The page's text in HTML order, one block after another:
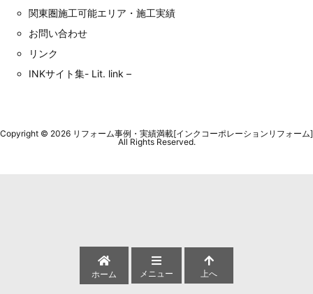
関東圏施工可能エリア・施工実績
お問い合わせ
リンク
INKサイト集- Lit. link –
Copyright © 2026 リフォーム事例・実績満載[インクコーポレーションリフォーム]
All Rights Reserved.
ホーム メニュー 上へ